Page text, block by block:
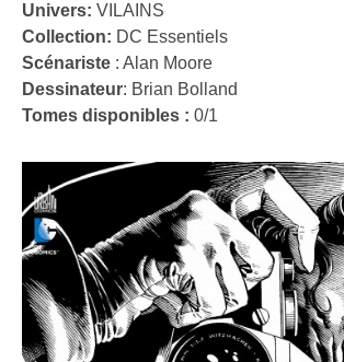
Univers: VILAINS
Collection: DC Essentiels
Scénariste : Alan Moore
Dessinateur: Brian Bolland
Tomes disponibles : 0/1